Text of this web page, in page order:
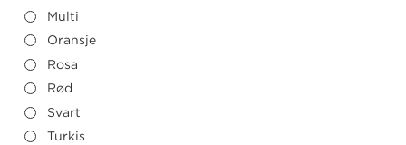
Multi
Oransje
Rosa
Rød
Svart
Turkis